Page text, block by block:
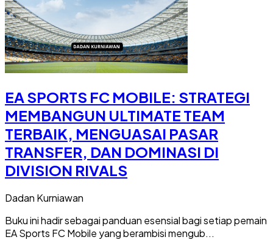
EA SPORTS FC MOBILE: STRATEGI
MEMBANGUN ULTIMATE TEAM
TERBAIK, MENGUASAI PASAR
TRANSFER, DAN DOMINASI DI
DIVISION RIVALS
Dadan Kurniawan
Buku ini hadir sebagai panduan esensial bagi setiap pemain
EA Sports FC Mobile yang berambisi mengub...